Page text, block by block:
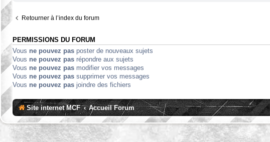
Retourner à l’index du forum
PERMISSIONS DU FORUM
Vous ne pouvez pas poster de nouveaux sujets
Vous ne pouvez pas répondre aux sujets
Vous ne pouvez pas modifier vos messages
Vous ne pouvez pas supprimer vos messages
Vous ne pouvez pas joindre des fichiers
Site internet MCF Accueil Forum